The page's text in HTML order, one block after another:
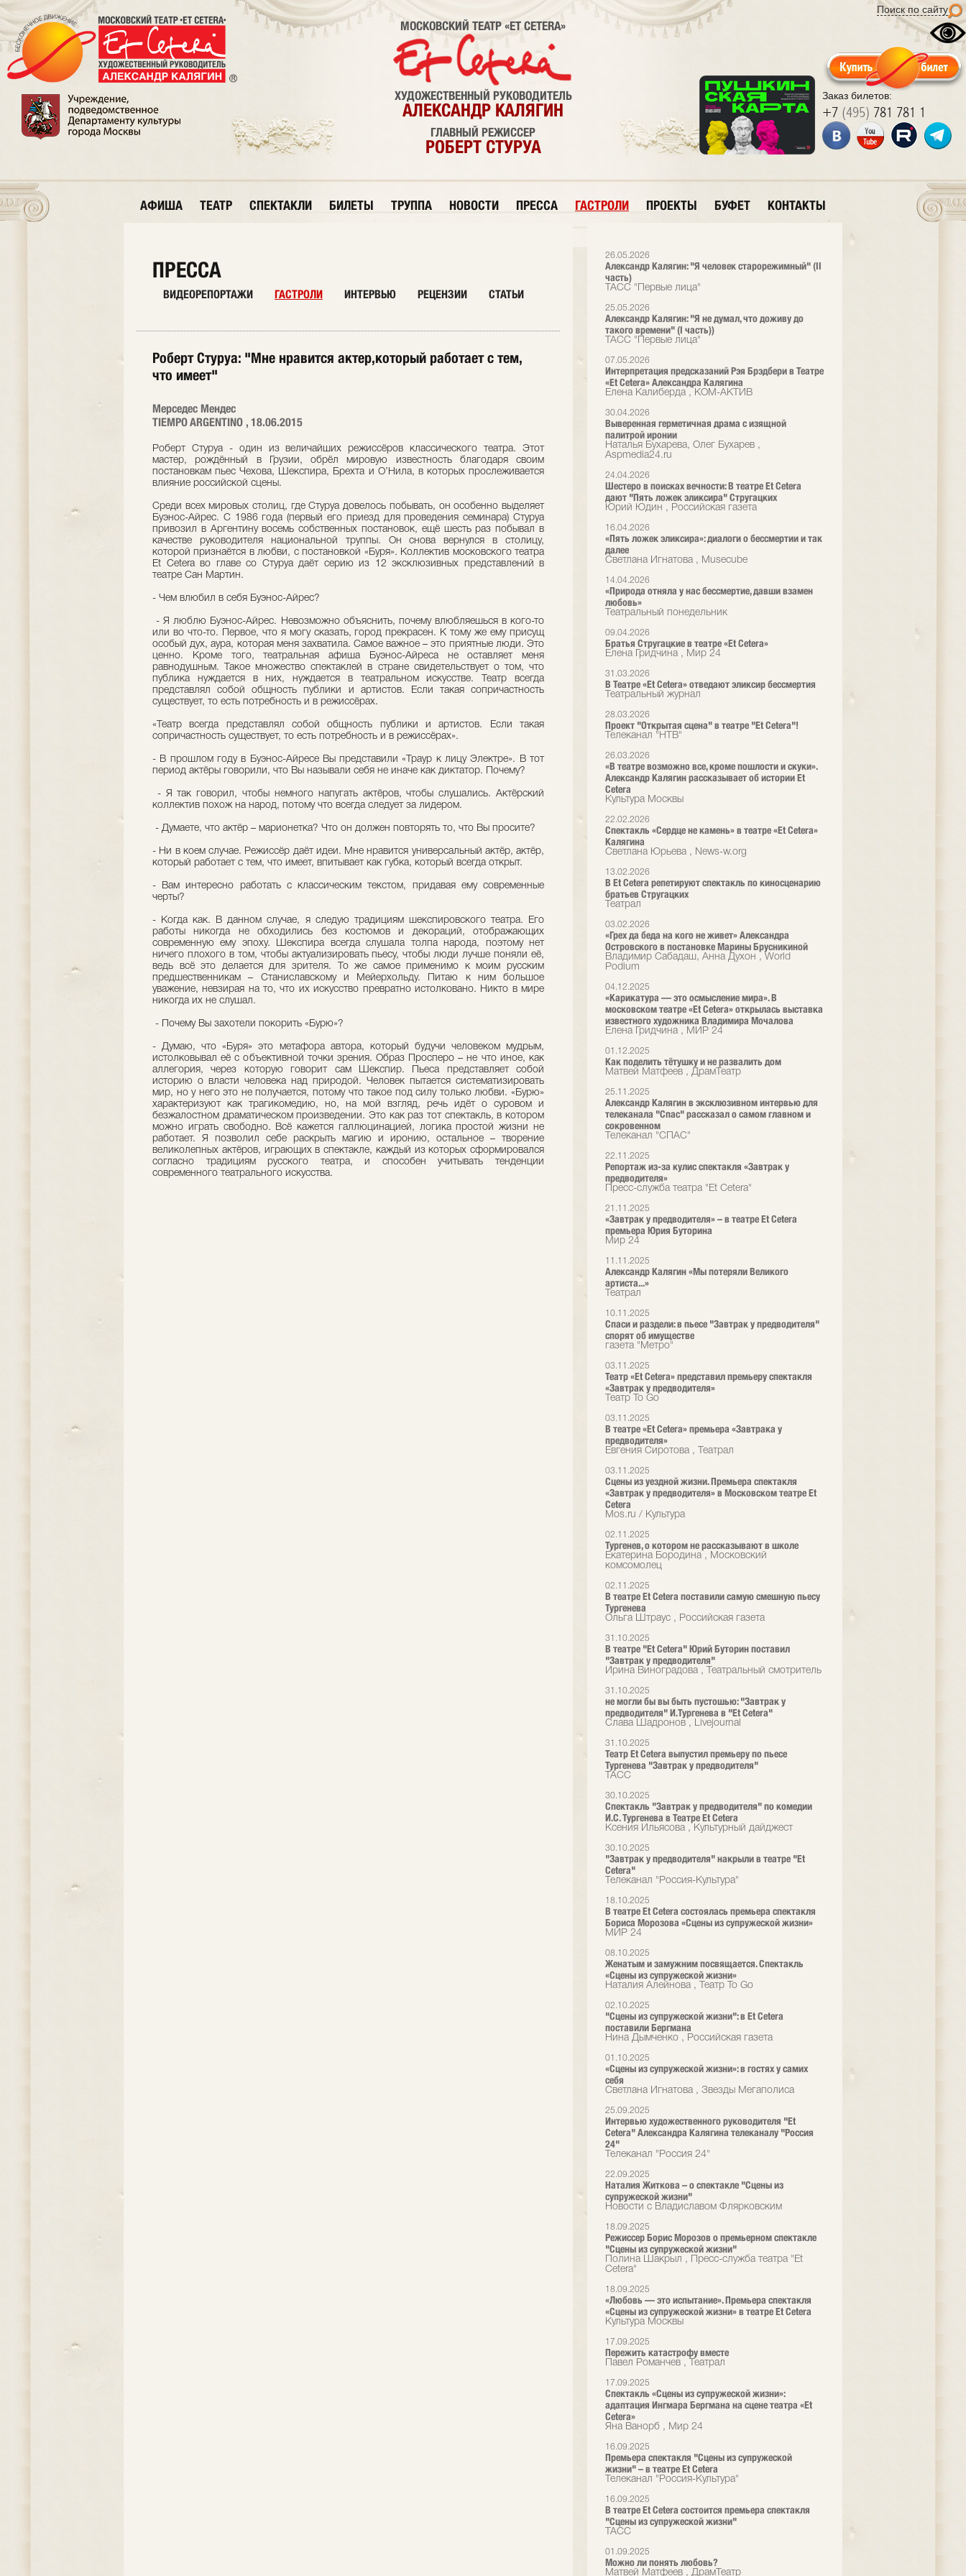
Поиск по сайту
Заказ билетов:
+7 (495) 781 781 1
МОСКОВСКИЙ ТЕАТР «ET CETERA»
ХУДОЖЕСТВЕННЫЙ РУКОВОДИТЕЛЬ
АЛЕКСАНДР КАЛЯГИН
ГЛАВНЫЙ РЕЖИССЕР
РОБЕРТ СТУРУА
АФИША ТЕАТР СПЕКТАКЛИ БИЛЕТЫ ТРУППА НОВОСТИ ПРЕССА ГАСТРОЛИ ПРОЕКТЫ БУФЕТ КОНТАКТЫ
26.05.2026
Александр Калягин: "Я человек старорежимный" (II
часть)
ТАСС "Первые лица"
25.05.2026
Александр Калягин: "Я не думал, что доживу до
такого времени" (I часть))
ТАСС "Первые лица"
07.05.2026
Интерпретация предсказаний Рэя Брэдбери в Театре
«Et Cetera» Александра Калягина
Елена Калиберда , КОМ-АКТИВ
30.04.2026
Выверенная герметичная драма с изящной
палитрой иронии
Наталья Бухарева, Олег Бухарев ,
Аspmedia24.ru
24.04.2026
Шестеро в поисках вечности: В театре Et Cetera
дают "Пять ложек эликсира" Стругацких
Юрий Юдин , Российская газета
16.04.2026
«Пять ложек эликсира»: диалоги о бессмертии и так
далее
Светлана Игнатова , Musecube
14.04.2026
«Природа отняла у нас бессмертие, давши взамен
любовь»
Театральный понедельник
09.04.2026
Братья Стругацкие в театре «Et Cetera»
Елена Гридчина , Мир 24
31.03.2026
В Театре «Et Cetera» отведают эликсир бессмертия
Театральный журнал
28.03.2026
Проект "Открытая сцена" в театре "Et Cetera"!
Телеканал "НТВ"
26.03.2026
«В театре возможно все, кроме пошлости и скуки».
Александр Калягин рассказывает об истории Et
Cetera
Культура Москвы
22.02.2026
Спектакль «Сердце не камень» в театре «Et Cetera»
Калягина
Светлана Юрьева , News-w.org
13.02.2026
В Et Cetera репетируют спектакль по киносценарию
братьев Стругацких
Театрал
03.02.2026
«Грех да беда на кого не живет» Александра
Островского в постановке Марины Брусникиной
Владимир Сабадаш, Анна Духон , World
Podium
04.12.2025
«Карикатура — это осмысление мира». В
московском театре «Et Cetera» открылась выставка
известного художника Владимира Мочалова
Елена Гридчина , МИР 24
01.12.2025
Как поделить тётушку и не развалить дом
Матвей Матфеев , ДрамТеатр
25.11.2025
Александр Калягин в эксклюзивном интервью для
телеканала "Спас" рассказал о самом главном и
сокровенном
Телеканал "СПАС"
22.11.2025
Репортаж из-за кулис спектакля «Завтрак у
предводителя»
Пресс-служба театра "Et Cetera"
21.11.2025
«Завтрак у предводителя» – в театре Et Cetera
премьера Юрия Буторина
Мир 24
11.11.2025
Александр Калягин «Мы потеряли Великого
артиста...»
Театрал
10.11.2025
Спаси и раздели: в пьесе "Завтрак у предводителя"
спорят об имуществе
газета "Метро"
03.11.2025
Театр «Et Cetera» представил премьеру спектакля
«Завтрак у предводителя»
Театр To Go
03.11.2025
В театре «Et Cetera» премьера «Завтрака у
предводителя»
Евгения Сиротова , Театрал
03.11.2025
Сцены из уездной жизни. Премьера спектакля
«Завтрак у предводителя» в Московском театре Et
Cetera
Mos.ru / Культура
02.11.2025
Тургенев, о котором не рассказывают в школе
Екатерина Бородина , Московский
комсомолец
02.11.2025
В театре Et Сetera поставили самую смешную пьесу
Тургенева
Ольга Штраус , Российская газета
31.10.2025
В театре "Et Cetera" Юрий Буторин поставил
"Завтрак у предводителя"
Ирина Виноградова , Театральный смотритель
31.10.2025
не могли бы вы быть пустошью: "Завтрак у
предводителя" И.Тургенева в "Et Cetera"
Слава Шадронов , Livejournal
31.10.2025
Театр Et Cetera выпустил премьеру по пьесе
Тургенева "Завтрак у предводителя"
ТАСС
30.10.2025
Спектакль "Завтрак у предводителя" по комедии
И.С. Тургенева в Театре Et Cetera
Ксения Ильясова , Культурный дайджест
30.10.2025
"Завтрак у предводителя" накрыли в театре "Et
Cetera"
Телеканал "Россия-Культура"
18.10.2025
В театре Et Cetera состоялась премьера спектакля
Бориса Морозова «Сцены из супружеской жизни»
МИР 24
08.10.2025
Женатым и замужним посвящается. Спектакль
«Сцены из супружеской жизни»
Наталия Алейнова , Театр To Go
02.10.2025
"Сцены из супружеской жизни": в Et Cetera
поставили Бергмана
Нина Дымченко , Российская газета
01.10.2025
«Сцены из супружеской жизни»: в гостях у самих
себя
Светлана Игнатова , Звезды Мегаполиса
25.09.2025
Интервью художественного руководителя "Et
Cetera" Александра Калягина телеканалу "Россия
24"
Телеканал "Россия 24"
22.09.2025
Наталия Житкова – о спектакле "Сцены из
супружеской жизни"
Новости с Владиславом Флярковским
18.09.2025
Режиссер Борис Морозов о премьерном спектакле
"Сцены из супружеской жизни"
Полина Шакрыл , Пресс-служба театра "Et
Cetera"
18.09.2025
«Любовь — это испытание». Премьера спектакля
«Сцены из супружеской жизни» в театре Et Cetera
Культура Москвы
17.09.2025
Пережить катастрофу вместе
Павел Романчев , Театрал
17.09.2025
Спектакль «Сцены из супружеской жизни»:
адаптация Ингмара Бергмана на сцене театра «Et
Cetera»
Яна Ванорб , Мир 24
16.09.2025
Премьера спектакля "Сцены из супружеской
жизни" – в театре Et Cetera
Телеканал "Россия-Культура"
16.09.2025
В театре Et Cetera состоится премьера спектакля
"Сцены из супружеской жизни"
ТАСС
01.09.2025
Можно ли понять любовь?
Матвей Матфеев , ДрамТеатр
ПРЕССА
ВИДЕОРЕПОРТАЖИ ГАСТРОЛИ ИНТЕРВЬЮ РЕЦЕНЗИИ СТАТЬИ
Роберт Стуруа: "Мне нравится актер,который работает с тем,
что имеет"
Мерседес Мендес
TIEMPO ARGENTINO , 18.06.2015
Роберт Стуруа - один из величайших режиссёров классического театра. Этот
мастер, рождённый в Грузии, обрёл мировую известность благодаря своим
постановкам пьес Чехова, Шекспира, Брехта и О’Нила, в которых прослеживается
влияние российской сцены.
Среди всех мировых столиц, где Стуруа довелось побывать, он особенно выделяет
Буэнос-Айрес. С 1986 года (первый его приезд для проведения семинара) Стуруа
привозил в Аргентину восемь собственных постановок, ещё шесть раз побывал в
качестве руководителя национальной труппы. Он снова вернулся в столицу,
которой признаётся в любви, с постановкой «Буря». Коллектив московского театра
Et Cetera во главе со Стуруа даёт серию из 12 эксклюзивных представлений в
театре Сан Мартин.
- Чем влюбил в себя Буэнос-Айрес?
- Я люблю Буэнос-Айрес. Невозможно объяснить, почему влюбляешься в кого-то
или во что-то. Первое, что я могу сказать, город прекрасен. К тому же ему присущ
особый дух, аура, которая меня захватила. Самое важное – это приятные люди. Это
ценно. Кроме того, театральная афиша Буэнос-Айреса не оставляет меня
равнодушным. Такое множество спектаклей в стране свидетельствует о том, что
публика нуждается в них, нуждается в театральном искусстве. Театр всегда
представлял собой общность публики и артистов. Если такая сопричастность
существует, то есть потребность и в режиссёрах.
«Театр всегда представлял собой общность публики и артистов. Если такая
сопричастность существует, то есть потребность и в режиссёрах».
- В прошлом году в Буэнос-Айресе Вы представили «Траур к лицу Электре». В тот
период актёры говорили, что Вы называли себя не иначе как диктатор. Почему?
- Я так говорил, чтобы немного напугать актёров, чтобы слушались. Актёрский
коллектив похож на народ, потому что всегда следует за лидером.
- Думаете, что актёр – марионетка? Что он должен повторять то, что Вы просите?
- Ни в коем случае. Режиссёр даёт идеи. Мне нравится универсальный актёр, актёр,
который работает с тем, что имеет, впитывает как губка, который всегда открыт.
- Вам интересно работать с классическим текстом, придавая ему современные
черты?
- Когда как. В данном случае, я следую традициям шекспировского театра. Его
работы никогда не обходились без костюмов и декораций, отображающих
современную ему эпоху. Шекспира всегда слушала толпа народа, поэтому нет
ничего плохого в том, чтобы актуализировать пьесу, чтобы люди лучше поняли её,
ведь всё это делается для зрителя. То же самое применимо к моим русским
предшественникам – Станиславскому и Мейерхольду. Питаю к ним большое
уважение, невзирая на то, что их искусство превратно истолковано. Никто в мире
никогда их не слушал.
- Почему Вы захотели покорить «Бурю»?
- Думаю, что «Буря» это метафора автора, который будучи человеком мудрым,
истолковывал её с объективной точки зрения. Образ Просперо – не что иное, как
аллегория, через которую говорит сам Шекспир. Пьеса представляет собой
историю о власти человека над природой. Человек пытается систематизировать
мир, но у него это не получается, потому что такое под силу только любви. «Бурю»
характеризуют как трагикомедию, но, на мой взгляд, речь идёт о суровом и
безжалостном драматическом произведении. Это как раз тот спектакль, в котором
можно играть свободно. Всё кажется галлюцинацией, логика простой жизни не
работает. Я позволил себе раскрыть магию и иронию, остальное – творение
великолепных актёров, играющих в спектакле, каждый из которых сформировался
согласно традициям русского театра, и способен учитывать тенденции
современного театрального искусства.